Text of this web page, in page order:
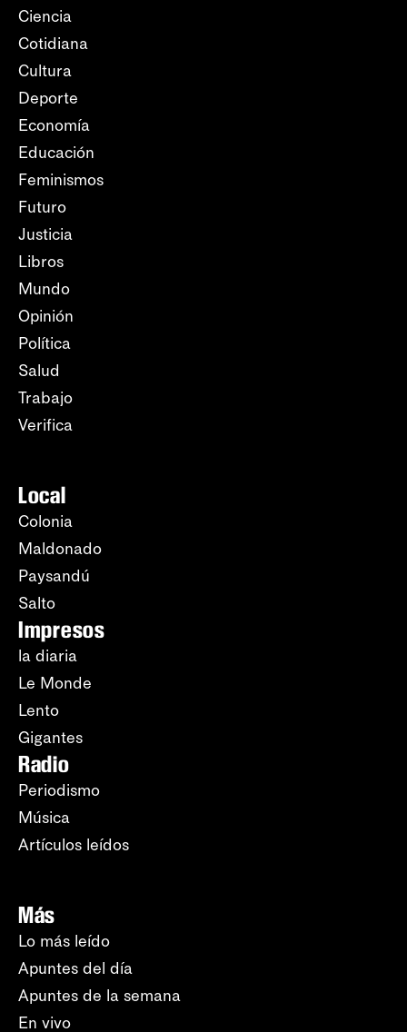
Ciencia
Cotidiana
Cultura
Deporte
Economía
Educación
Feminismos
Futuro
Justicia
Libros
Mundo
Opinión
Política
Salud
Trabajo
Verifica
Local
Colonia
Maldonado
Paysandú
Salto
Impresos
la diaria
Le Monde
Lento
Gigantes
Radio
Periodismo
Música
Artículos leídos
Más
Lo más leído
Apuntes del día
Apuntes de la semana
En vivo